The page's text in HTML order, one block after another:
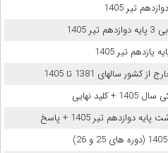
تیر 1405
سالهای 1381 تا 1405
نهایی
تیر 1405 + پاسخ